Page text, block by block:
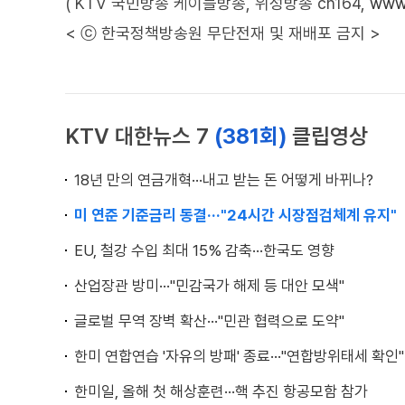
< ⓒ 한국정책방송원 무단전재 및 재배포 금지 >
KTV 대한뉴스 7 (381회) 클립영상
18년 만의 연금개혁···내고 받는 돈 어떻게 바뀌나?
미 연준 기준금리 동결···"24시간 시장점검체계 유지"
EU, 철강 수입 최대 15% 감축···한국도 영향
산업장관 방미···"민감국가 해제 등 대안 모색"
글로벌 무역 장벽 확산···"민관 협력으로 도약"
한미 연합연습 '자유의 방패' 종료···"연합방위태세 확인"
한미일, 올해 첫 해상훈련···핵 추진 항공모함 참가